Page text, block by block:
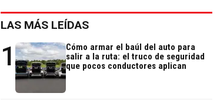
LAS MÁS LEÍDAS
1
Cómo armar el baúl del auto para
salir a la ruta: el truco de seguridad
que pocos conductores aplican